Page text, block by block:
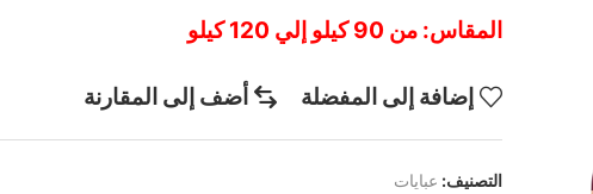
المقاس: من 90 كيلو إلي 120 كيلو
إضافة إلى المفضلة أضف إلى المقارنة
التصنيف: عبايات